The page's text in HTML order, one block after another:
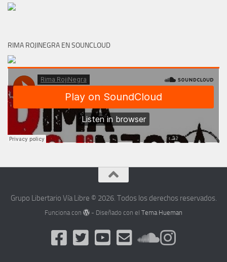
RIMA ROJINEGRA EN SOUNCLOUD
Grupo Libertario Vía Libre © 2026. Todos los derechos reservados.
Funciona con - Diseñado con elTema Hueman